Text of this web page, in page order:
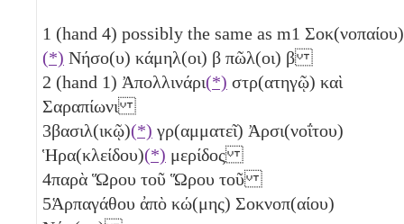
1 (hand 4) possibly the same as m1 Σοκ(νοπαίου)
(*) Νήσο(υ) κάμηλ(οι) β πῶλ(οι) β
2 (hand 1) Ἀπολλινάρι(*) στρ(ατηγῷ) καὶ
Σαραπίωνι
3βασιλ(ικῷ)(*) γρ(αμματεῖ) Ἀρσι(νοΐτου)
Ἡρα(κλείδου)(*) μερίδος
4παρὰ Ὥρου τοῦ Ὥρου τοῦ
5Ἁρπαγάθου ἀπὸ κώ(μης) Σοκνοπ(αίου)